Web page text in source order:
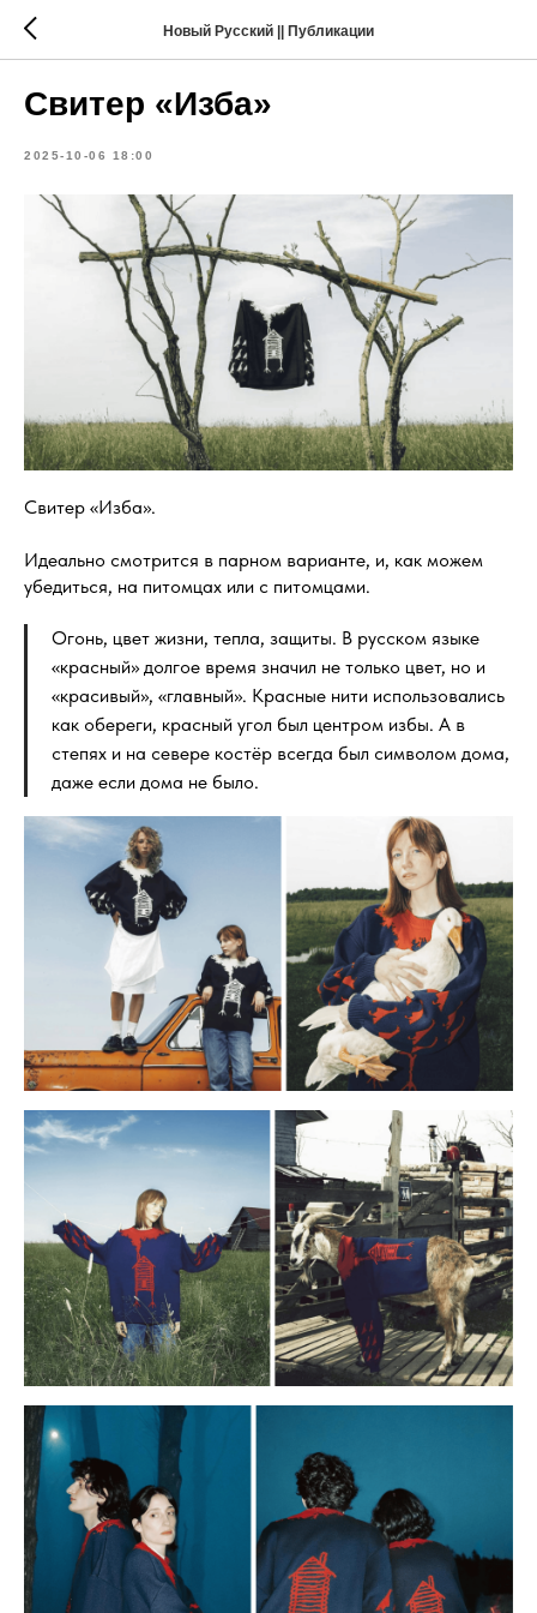
Новый Русский || Публикации
Свитер «Изба»
2025-10-06 18:00
Свитер «Изба».
Идеально смотрится в парном варианте, и, как можем
убедиться, на питомцах или с питомцами.
Огонь, цвет жизни, тепла, защиты. В русском языке
«красный» долгое время значил не только цвет, но и
«красивый», «главный». Красные нити использовались
как обереги, красный угол был центром избы. А в
степях и на севере костёр всегда был символом дома,
даже если дома не было.